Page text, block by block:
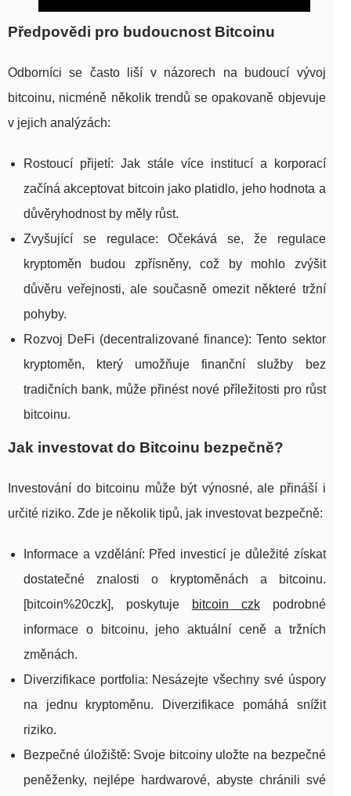
Předpovědi pro budoucnost Bitcoinu
Odborníci se často liší v názorech na budoucí vývoj
bitcoinu, nicméně několik trendů se opakovaně objevuje
v jejich analýzách:
Rostoucí přijetí: Jak stále více institucí a korporací
začíná akceptovat bitcoin jako platidlo, jeho hodnota a
důvěryhodnost by měly růst.
Zvyšující se regulace: Očekává se, že regulace
kryptoměn budou zpřísněny, což by mohlo zvýšit
důvěru veřejnosti, ale současně omezit některé tržní
pohyby.
Rozvoj DeFi (decentralizované finance): Tento sektor
kryptoměn, který umožňuje finanční služby bez
tradičních bank, může přinést nové příležitosti pro růst
bitcoinu.
Jak investovat do Bitcoinu bezpečně?
Investování do bitcoinu může být výnosné, ale přináší i
určité riziko. Zde je několik tipů, jak investovat bezpečně:
Informace a vzdělání: Před investicí je důležité získat
dostatečné znalosti o kryptoměnách a bitcoinu.
[bitcoin%20czk], poskytuje
bitcoin czkpodrobné
informace o bitcoinu, jeho aktuální ceně a tržních
změnách.
Diverzifikace portfolia: Nesázejte všechny své úspory
na jednu kryptoměnu. Diverzifikace pomáhá snížit
riziko.
Bezpečné úložiště: Svoje bitcoiny uložte na bezpečné
peněženky, nejlépe hardwarové, abyste chránili své